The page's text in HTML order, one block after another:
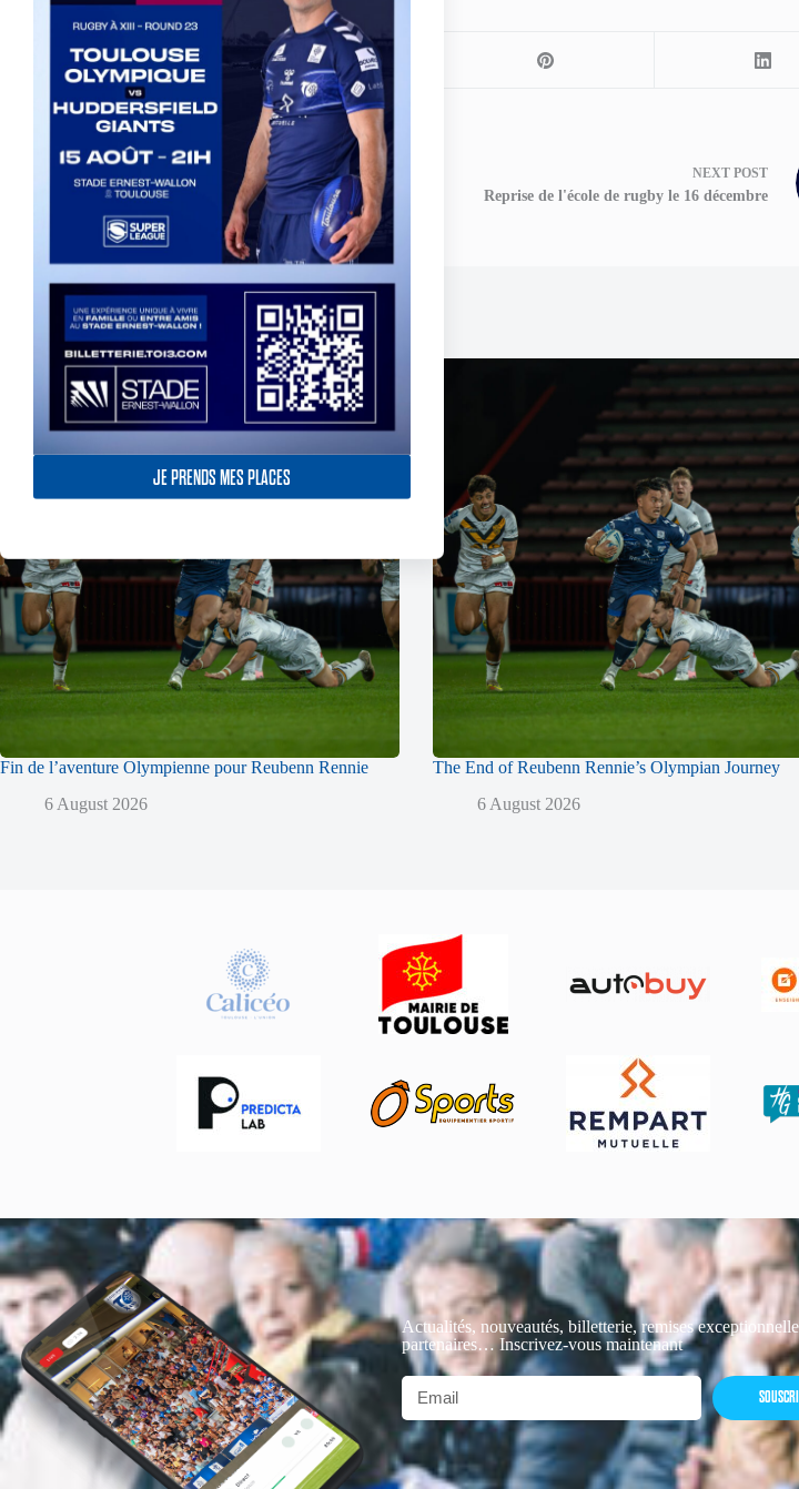
JE PRENDS MES PLACES
Share your love
PREVIOUSPOST
Super League #TOgether - Soutien de Trent
ROBINSON
NEXT POST
Reprise de l'école de rugby le 16 décembre
Related Posts
Fin de l’aventure Olympienne pour Reubenn Rennie
6 August 2026
The End of Reubenn Rennie’s Olympian Journey
6 August 2026
Actualités, nouveautés, billetterie, remises
partenaires… Inscrivez-vous maintenant